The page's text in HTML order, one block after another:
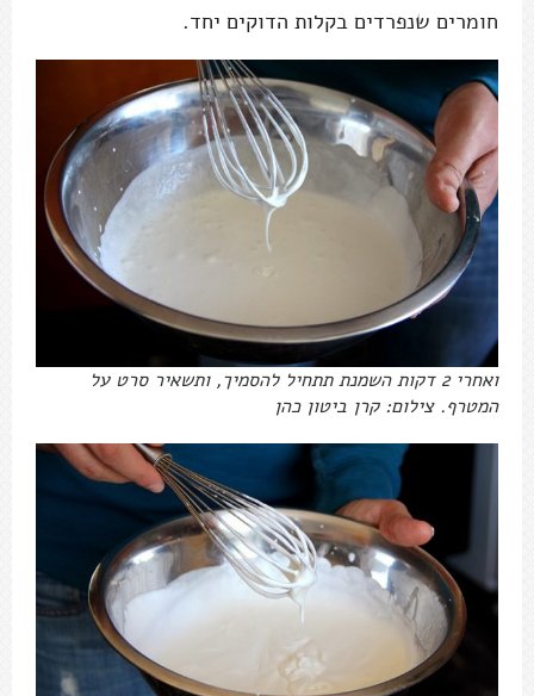
חומרים שנפרדים בקלות הדוקים יחד.
ואחרי 2 דקות השמנת תתחיל להסמיך, ותשאיר סרט על
המטרף. צילום: קרן ביטון כהן